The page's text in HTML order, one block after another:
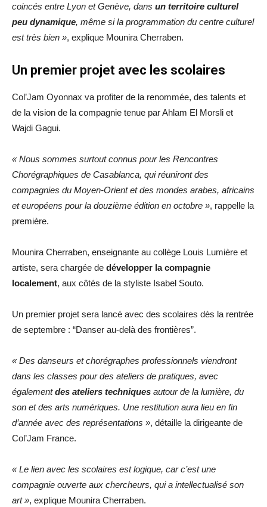
coincés entre Lyon et Genève, dans un territoire culturel
peu dynamique, même si la programmation du centre culturel
est très bien », explique Mounira Cherraben.
Un premier projet avec les scolaires
Col’Jam Oyonnax va profiter de la renommée, des talents et
de la vision de la compagnie tenue par Ahlam El Morsli et
Wajdi Gagui.
« Nous sommes surtout connus pour les Rencontres
Chorégraphiques de Casablanca, qui réuniront des
compagnies du Moyen-Orient et des mondes arabes, africains
et européens pour la douzième édition en octobre », rappelle la
première.
Mounira Cherraben, enseignante au collège Louis Lumière et
artiste, sera chargée de développer la compagnie
localement, aux côtés de la styliste Isabel Souto.
Un premier projet sera lancé avec des scolaires dès la rentrée
de septembre : “Danser au-delà des frontières”.
« Des danseurs et chorégraphes professionnels viendront
dans les classes pour des ateliers de pratiques, avec
égalementdes ateliers techniques autour de la lumière, du
son et des arts numériques. Une restitution aura lieu en fin
d’année avec des représentations », détaille la dirigeante de
Col’Jam France.
« Le lien avec les scolaires est logique, car c’est une
compagnie ouverte aux chercheurs, qui a intellectualisé son
art », explique Mounira Cherraben.